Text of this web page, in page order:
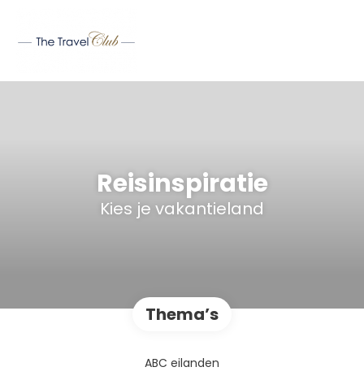
Reisinspiratie
Kies je vakantieland
Thema’s
ABC eilanden